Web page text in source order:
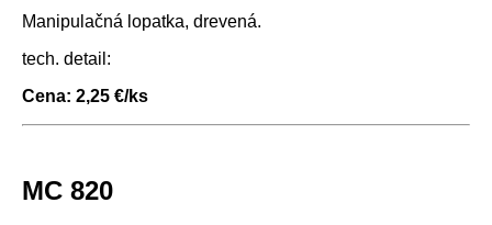
Manipulačná lopatka, drevená.
tech. detail:
Cena: 2,25 €/ks
MC 820